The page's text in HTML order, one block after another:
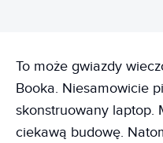
To może gwiazdy
Booka. Niesamowicie
skonstruowany laptop.
ciekawą budowę.